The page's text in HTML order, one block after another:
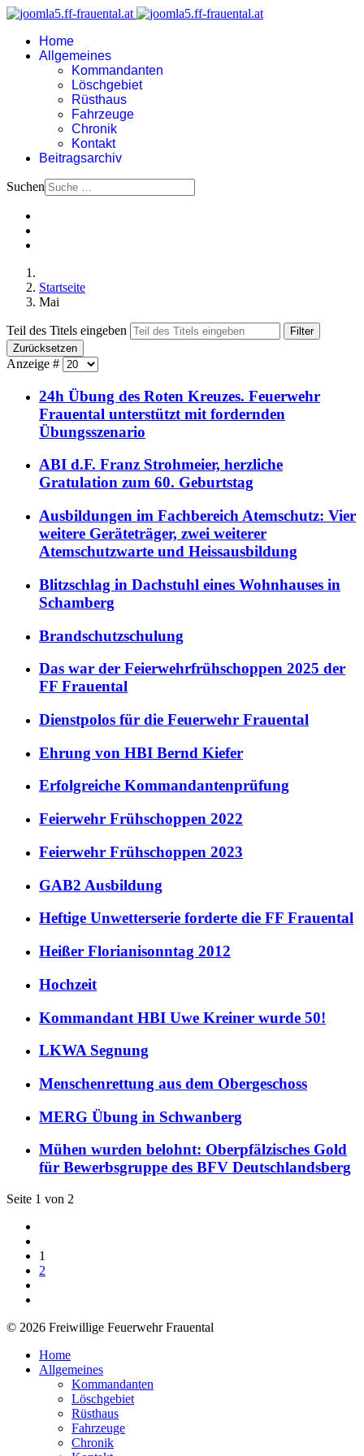
Home
Allgemeines
Kommandanten
Löschgebiet
Rüsthaus
Fahrzeuge
Chronik
Kontakt
Beitragsarchiv
Suchen
Startseite
Mai
Teil des Titels eingeben
Filter
Zurücksetzen
Anzeige #
24h Übung des Roten Kreuzes. Feuerwehr
Frauental unterstützt mit fordernden
Übungsszenario
ABI d.F. Franz Strohmeier, herzliche
Gratulation zum 60. Geburtstag
Ausbildungen im Fachbereich Atemschutz: Vier
weitere Geräteträger, zwei weiterer
Atemschutzwarte und Heissausbildung
Blitzschlag in Dachstuhl eines Wohnhauses in
Schamberg
Brandschutzschulung
Das war der Feierwehrfrühschoppen 2025 der
FF Frauental
Dienstpolos für die Feuerwehr Frauental
Ehrung von HBI Bernd Kiefer
Erfolgreiche Kommandantenprüfung
Feierwehr Frühschoppen 2022
Feierwehr Frühschoppen 2023
GAB2 Ausbildung
Heftige Unwetterserie forderte die FF Frauental
Heißer Florianisonntag 2012
Hochzeit
Kommandant HBI Uwe Kreiner wurde 50!
LKWA Segnung
Menschenrettung aus dem Obergeschoss
MERG Übung in Schwanberg
Mühen wurden belohnt: Oberpfälzisches Gold
für Bewerbsgruppe des BFV Deutschlandsberg
Seite 1 von 2
1
2
© 2026 Freiwillige Feuerwehr Frauental
Home
Allgemeines
Kommandanten
Löschgebiet
Rüsthaus
Fahrzeuge
Chronik